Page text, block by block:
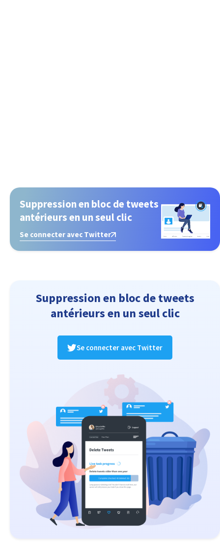
Suppression en bloc de tweets
antérieurs en un seul clic
Se connecter avec Twitter
Suppression en bloc de tweets
antérieurs en un seul clic
Se connecter avec Twitter